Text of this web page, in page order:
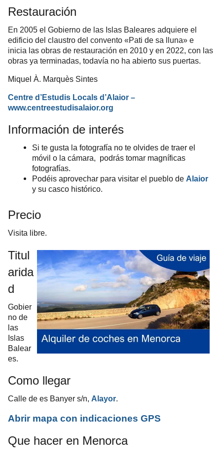
Restauración
En 2005 el Gobierno de las Islas Baleares adquiere el
edificio del claustro del convento «Pati de sa lluna» e
inicia las obras de restauración en 2010 y en 2022, con las
obras ya terminadas, todavía no ha abierto sus puertas.
Miquel À. Marquès Sintes
Centre d’Estudis Locals d’Alaior –
www.centreestudisalaior.org
Información de interés
Si te gusta la fotografía no te olvides de traer el
móvil o la cámara, podrás tomar magníficas
fotografías.
Podéis aprovechar para visitar el pueblo de Alaior
y su casco histórico.
Precio
Visita libre.
Titul
arida
d
Gobier
no de
las
Islas
Balear
es.
Como llegar
Calle de es Banyer s/n, Alayor.
Abrir mapa con indicaciones GPS
Que hacer en Menorca